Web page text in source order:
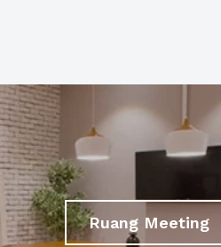
Ruang Meeting